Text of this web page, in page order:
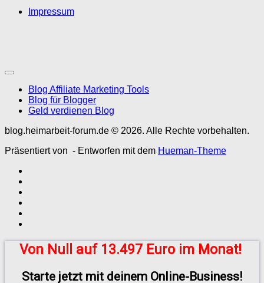
Impressum
Blog Affiliate Marketing Tools
Blog für Blogger
Geld verdienen Blog
blog.heimarbeit-forum.de © 2026. Alle Rechte vorbehalten.
Präsentiert von - Entworfen mit dem Hueman-Theme
Von Null auf 13.497 Euro im Monat!
Starte jetzt mit deinem Online-Business!